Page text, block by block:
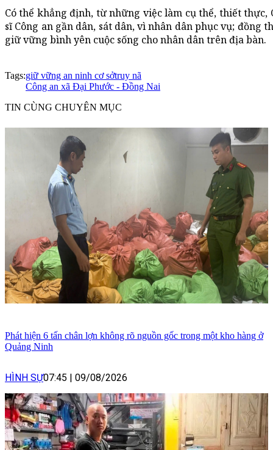
Có thể khẳng định, từ những việc làm cụ thể, thiết
sĩ Công an gần dân, sát dân, vì nhân dân phục vụ;
giữ vững bình yên cuộc sống cho nhân dân trên địa bàn.
Tags:giữ vững an ninh cơ sởtruy nã
Công an xã Đại Phước - Đồng Nai
TIN CÙNG CHUYÊN MỤC
Phát hiện 6 tấn chân lợn không rõ nguồn gốc trong một kho hàng ở
Quảng Ninh
HÌNH SỰ07:45 09/08/2026